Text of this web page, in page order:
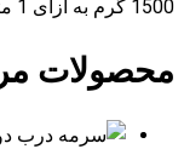
1500 گرم به ازای 1 متر
محصولات